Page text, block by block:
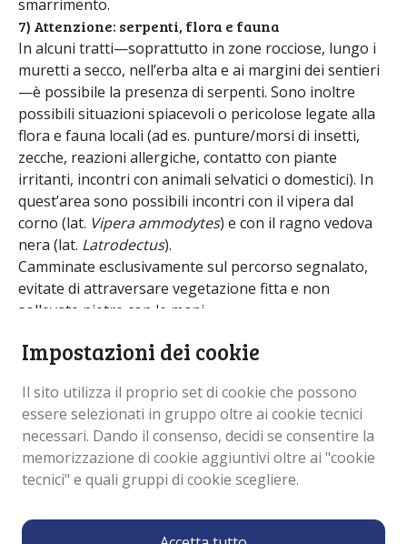
smarrimento.
7) Attenzione: serpenti, flora e fauna
In alcuni tratti—soprattutto in zone rocciose, lungo i
muretti a secco, nell’erba alta e ai margini dei sentieri
—è possibile la presenza di serpenti. Sono inoltre
possibili situazioni spiacevoli o pericolose legate alla
flora e fauna locali (ad es. punture/morsi di insetti,
zecche, reazioni allergiche, contatto con piante
irritanti, incontri con animali selvatici o domestici). In
quest’area sono possibili incontri con il vipera dal
corno (lat. Vipera ammodytes) e con il ragno vedova
nera (lat. Latrodectus).
Camminate esclusivamente sul percorso segnalato,
evitate di attraversare vegetazione fitta e non
sollevate pietre con le mani.
abbigliamento che copra le gambe, usare repellenti e
per le zecche), nonché utilizzare un bastone (se
necessario, “annunciate” la vostra presenza
picchiettando leggermente il terreno).
In caso di puntura, morso o forte reazione allergica:
interrompete la camminata, valutate la situazione e
Impostazioni dei cookie
Il sito utilizza il proprio set di cookie che possono
essere selezionati in gruppo oltre ai cookie tecnici
necessari. Dando il consenso, decidi se consentire la
memorizzazione di cookie aggiuntivi oltre ai "cookie
tecnici" e quali gruppi di cookie scegliere.